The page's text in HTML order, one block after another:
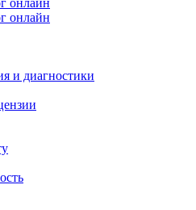
онлайн
онлайн
и диагностики